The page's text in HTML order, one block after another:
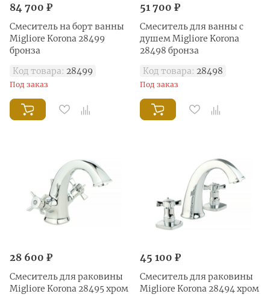
84 700 ₽
Смеситель на борт ванны
Migliore Korona 28499
бронза
Код товара: 28499
Под заказ
51 700 ₽
Смеситель для ванны с
душем Migliore Korona
28498 бронза
Код товара: 28498
Под заказ
28 600 ₽
Смеситель для раковины
Migliore Korona 28495 хром
45 100 ₽
Смеситель для раковины
Migliore Korona 28494 хром